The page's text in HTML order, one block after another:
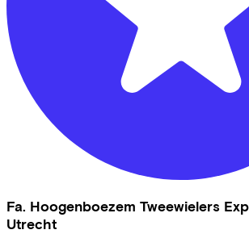
Fa. Hoogenboezem Tweewielers
Utrecht